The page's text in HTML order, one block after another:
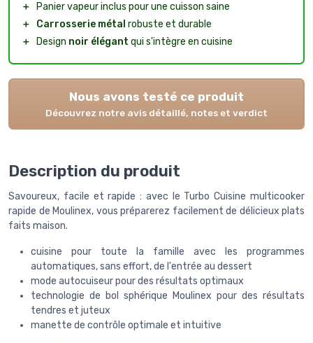
＋
Panier vapeur inclus pour une cuisson saine
＋
Carrosserie métal robuste et durable
＋
Design noir élégant qui s'intègre en cuisine
Nous avons testé ce produit
Découvrez notre avis détaillé, notes et verdict
Description du produit
Savoureux, facile et rapide : avec le Turbo Cuisine multicooker
rapide de Moulinex, vous préparerez facilement de délicieux plats
faits maison.
cuisine pour toute la famille avec les programmes
automatiques, sans effort, de l'entrée au dessert
mode autocuiseur pour des résultats optimaux
technologie de bol sphérique Moulinex pour des résultats
tendres et juteux
manette de contrôle optimale et intuitive